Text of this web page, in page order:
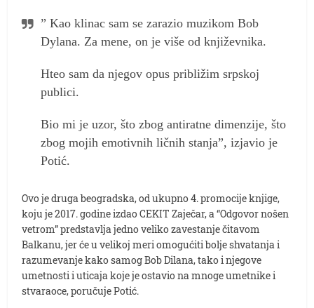
” Kao klinac sam se zarazio muzikom Bob
Dylana. Za mene, on je više od književnika.
Hteo sam da njegov opus približim srpskoj
publici.
Bio mi je uzor, što zbog antiratne dimenzije, što
zbog mojih emotivnih ličnih stanja”, izjavio je
Potić.
Ovo je druga beogradska, od ukupno 4. promocije knjige,
koju je 2017. godine izdao CEKIT Zaječar, a “Odgovor nošen
vetrom” predstavlja jedno veliko zavestanje čitavom
Balkanu, jer će u velikoj meri omogućiti bolje shvatanja i
razumevanje kako samog Bob Dilana, tako i njegove
umetnosti i uticaja koje je ostavio na mnoge umetnike i
stvaraoce, poručuje Potić.